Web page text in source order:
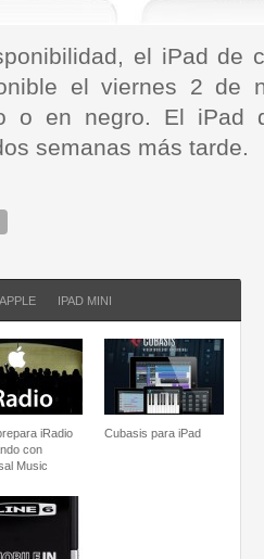
el iPad de
el viernes 2 de
o en negro. El iPad
semanas más tarde.
APPLE IPAD MINI
iRadio
con
Music
Cubasis para iPad